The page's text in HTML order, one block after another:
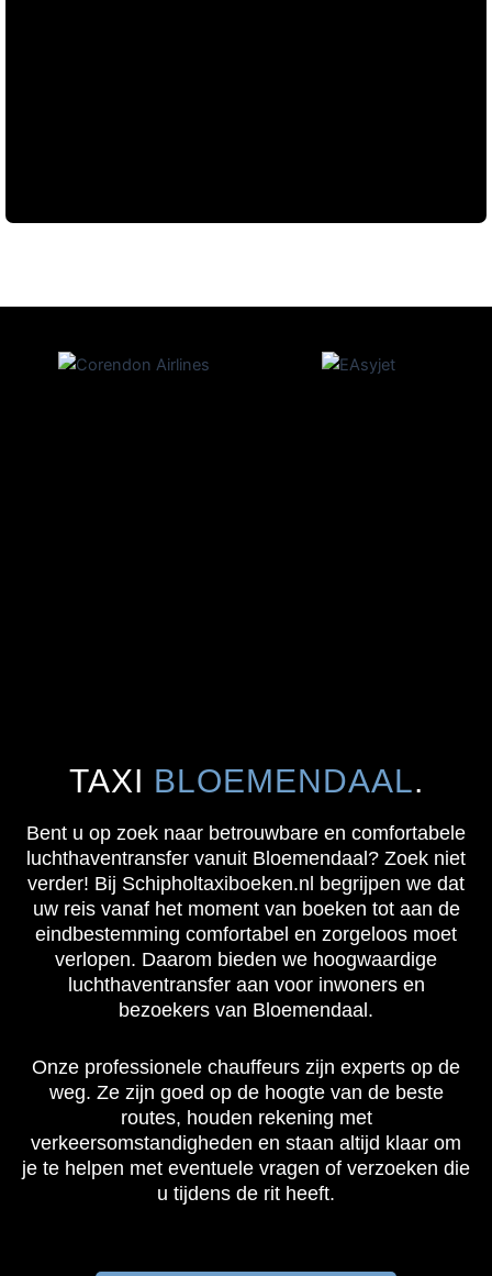
TAXI BLOEMENDAAL.
Bent u op zoek naar betrouwbare en comfortabele
luchthaventransfer vanuit Bloemendaal? Zoek niet
verder! Bij Schipholtaxiboeken.nl begrijpen we dat
uw reis vanaf het moment van boeken tot aan de
eindbestemming comfortabel en zorgeloos moet
verlopen. Daarom bieden we hoogwaardige
luchthaventransfer aan voor inwoners en
bezoekers van Bloemendaal.
Onze professionele chauffeurs zijn experts op de
weg. Ze zijn goed op de hoogte van de beste
routes, houden rekening met
verkeersomstandigheden en staan altijd klaar om
je te helpen met eventuele vragen of verzoeken die
u tijdens de rit heeft.